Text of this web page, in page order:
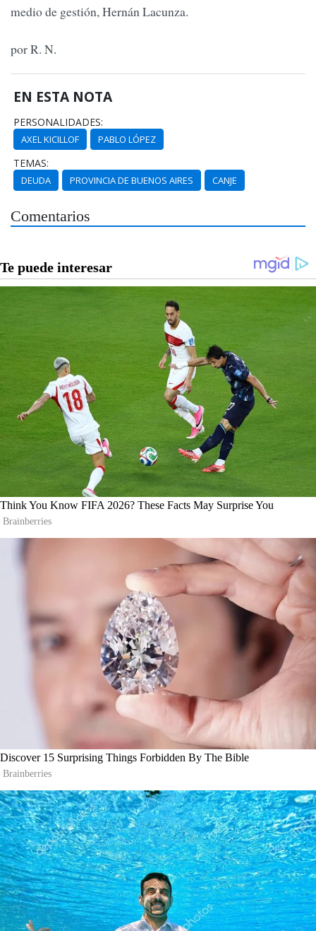
medio de gestión, Hernán Lacunza.
por R. N.
EN ESTA NOTA
PERSONALIDADES:
AXEL KICILLOF PABLO LÓPEZ
TEMAS:
DEUDA PROVINCIA DE BUENOS AIRES CANJE
Comentarios